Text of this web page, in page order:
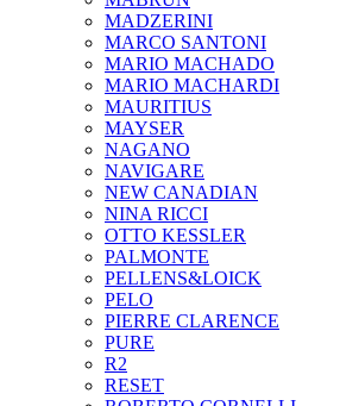
MADZERINI
MARCO SANTONI
MARIO MACHADO
MARIO MACHARDI
MAURITIUS
MAYSER
NAGANO
NAVIGARE
NEW CANADIAN
NINA RICCI
OTTO KESSLER
PALMONTE
PELLENS&LOICK
PELO
PIERRE CLARENCE
PURE
R2
RESET